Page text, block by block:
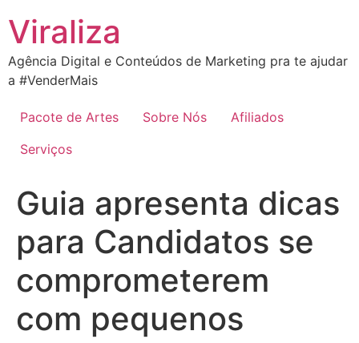
para
conteúdo
Viraliza
Agência Digital e Conteúdos de Marketing pra te ajudar
a #VenderMais
Pacote de Artes Sobre Nós
Afiliados
Serviços
Guia apresenta dicas
para Candidatos se
comprometerem
com pequenos